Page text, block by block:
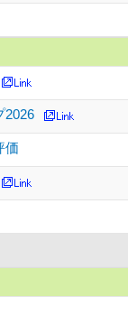
2026
価